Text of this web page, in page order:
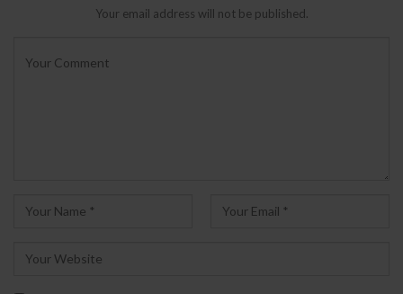
Your email address will not be published.